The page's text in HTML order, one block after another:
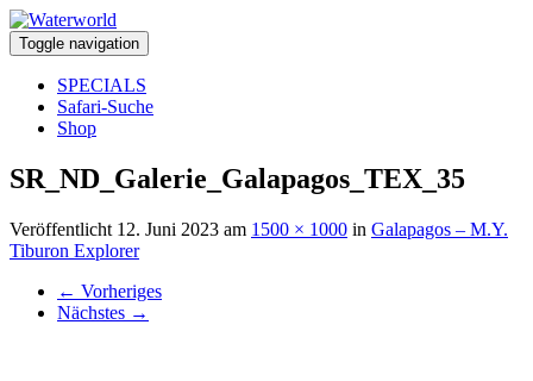
Toggle navigation
SPECIALS
Safari-Suche
Shop
SR_ND_Galerie_Galapagos_TEX_35
Veröffentlicht 12. Juni 2023 am 1500 × 1000 in Galapagos – M.Y.
Tiburon Explorer
← Vorheriges
Nächstes →